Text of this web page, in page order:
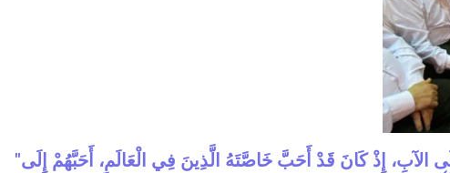
"أَمَّا يَسُوعُ قَبْلَ عِيدِ الْفِصْحِ، وَهُوَ عَالِمٌ أَنَّ سَاعَتَهُ قَدْ جَاءَتْ لِيَنْتَقِلَ مِنْ هذَا الْعَالَمِ إِلَى الآبِ، إِذْ كَانَ قَدْ أَحَبَّ خَاصَّتَهُ الَّذِينَ فِي الْعَالَمِ، أَحَبَّهُمْ إِلَى